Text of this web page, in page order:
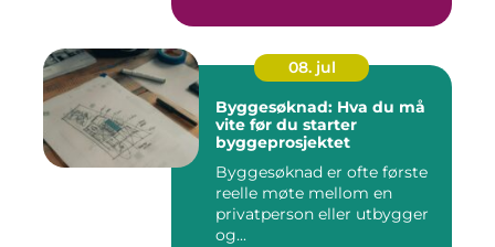
08. jul
Byggesøknad: Hva du må
vite før du starter
byggeprosjektet
Byggesøknad er ofte første
reelle møte mellom en
privatperson eller utbygger
og...